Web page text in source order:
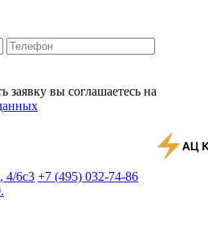
вы соглашаетесь на
4/6с3 +7 (495) 032-74-86